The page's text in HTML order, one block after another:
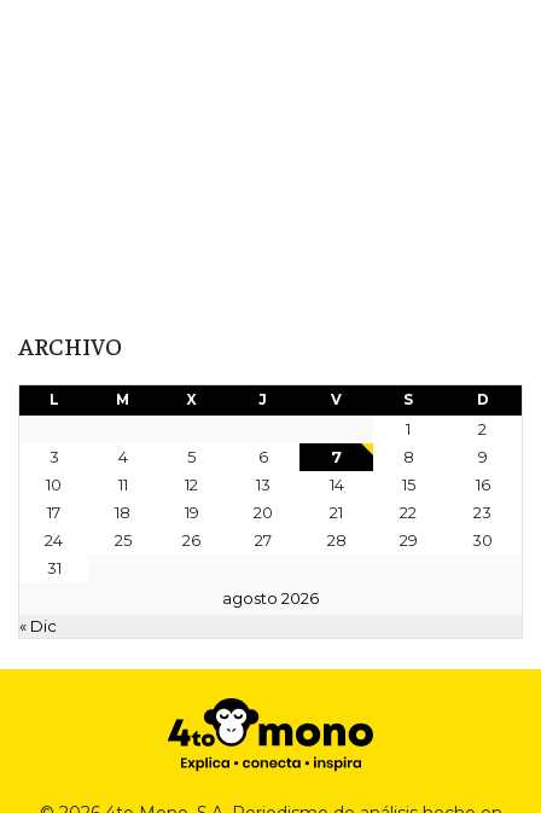
ARCHIVO
agosto 2026
L M X J V S D
1
2
3
4 5 6 7 8
9
10
11 12 13 14 15
16
17
18 19 20 21 22
23
24
25 26 27 28 29
30
31
« Dic